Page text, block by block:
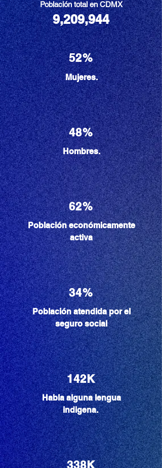
Población total en CDMX
9,209,944
52%
Mujeres.
48%
Hombres.
62%
Población económicamente
activa
34%
Población atendida por el
seguro social
142K
Habla alguna lengua
indigena.
338K